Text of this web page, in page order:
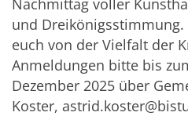
Nachmittag voller
und
euch von der Vielfalt der
Anmeldungen bitte bis
Dezember 2025 über
Koster,